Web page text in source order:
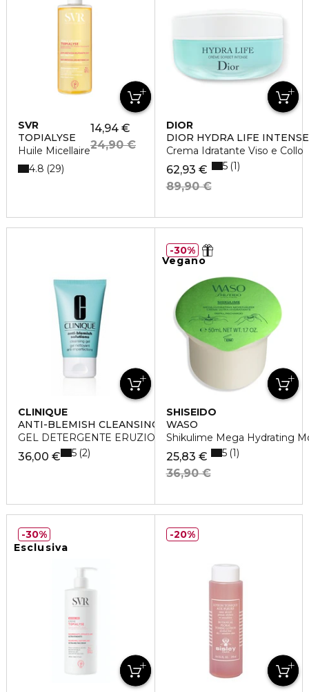
SVR
TOPIALYSE
Huile Micellaire
14,94 €
24,90 €
4.8 29
DIOR
DIOR HYDRA LIFE
Crema Idratante Viso e Collo
62,93 €
89,90 €
5 1
CLINIQUE
ANTI-BLEMISH CLEANSING GEL
GEL DETERGENTE ERUZIONI CUTANEE
36,00 € 5 2
Vegano
SHISEIDO
WASO
Shikulime Mega Hydrating
25,83 €
36,90 €
5 1
30%
Esclusiva
30% 20%